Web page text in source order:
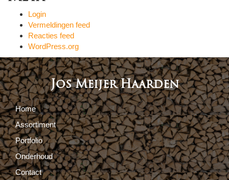
Login
Vermeldingen feed
Reacties feed
WordPress.org
Jos Meijer Haarden
Home
Assortiment
Portfolio
Onderhoud
Contact